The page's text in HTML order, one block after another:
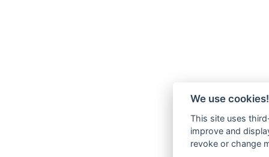
We use cookies!
This site uses
improve and
revoke or change